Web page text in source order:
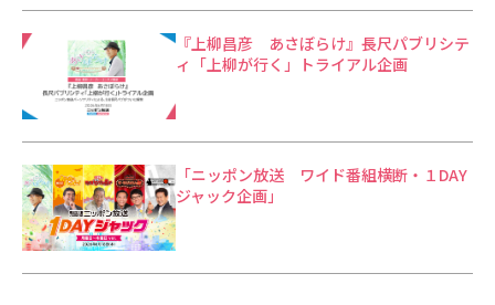
『上柳昌彦 あさぼらけ』長尺パブリシテ
ィ「上柳が行く」トライアル企画
「ニッポン放送 ワイド番組横断・１DAY
ジャック企画」